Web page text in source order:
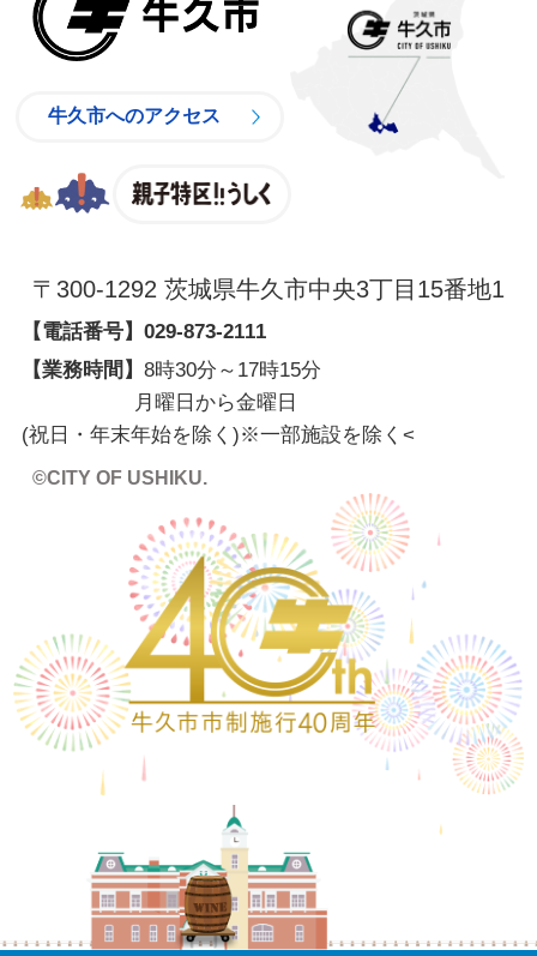
牛久市へのアクセス
〒300-1292 茨城県牛久市中央3丁目15番地1
【電話番号】 029-873-2111
【業務時間】 8時30分～17時15分
月曜日から金曜日
(祝日・年末年始を除く)※一部施設を除く <
©CITY OF USHIKU.
ワイン樽